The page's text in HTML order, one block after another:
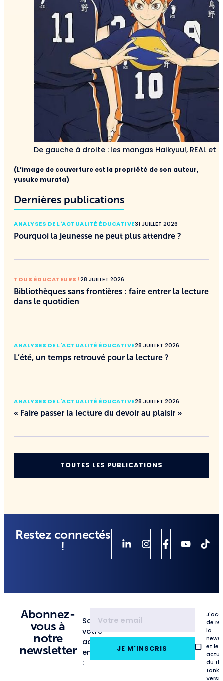
De gauche à droite : les mangas Haikyuu!, REAL et
(L’image de couverture est la propriété de son auteur,
yusuke murata)
Dernières publications
ANALYSES DE L'ACTUALITÉ ÉDUCATIVE31 JUILLET 2026
Pourquoi la jeunesse ne peut plus attendre ?
TOUS ÉDUCATEURS !28 JUILLET 2026
Bibliothèques sans frontières : faire entrer la lecture
dans le quotidien
ANALYSES DE L'ACTUALITÉ ÉDUCATIVE28 JUILLET 2026
L’été, un temps retrouvé pour la lecture ?
ANALYSES DE L'ACTUALITÉ ÉDUCATIVE28 JUILLET 2026
« Faire passer la lecture du devoir au plaisir »
TOUTES LES PUBLICATIONS
Restez connectés
!
Abonnez-
vous à
notre
newsletter
Saisissez
votre
adresse
email
:
JE M'INSCRIS
de
la
et les
du
tank